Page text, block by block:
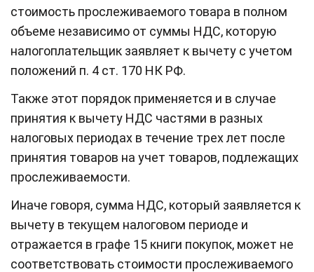
стоимость прослеживаемого товара в полном
объеме независимо от суммы НДС, которую
налогоплательщик заявляет к вычету с учетом
положений п. 4 ст. 170 НК РФ.
Также этот порядок применяется и в случае
принятия к вычету НДС частями в разных
налоговых периодах в течение трех лет после
принятия товаров на учет товаров, подлежащих
прослеживаемости.
Иначе говоря, сумма НДС, который заявляется к
вычету в текущем налоговом периоде и
отражается в графе 15 книги покупок, может не
соответствовать стоимости прослеживаемого